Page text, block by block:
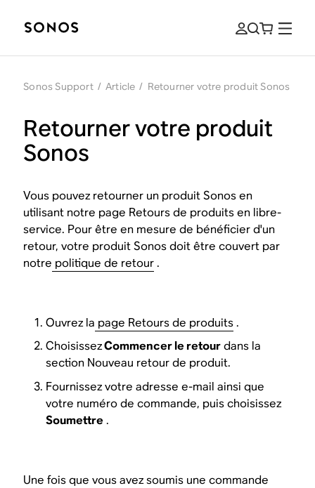
Sonos Support / Article / Retourner votre produit Sonos
Retourner votre produit
Sonos
Vous pouvez retourner un produit Sonos en
utilisant notre page Retours de produits en libre-
service. Pour être en mesure de bénéficier d'un
retour, votre produit Sonos doit être couvert par
notre politique de retour.
Ouvrez la page Retours de produits.
ChoisissezCommencer le retourdans la
section Nouveau retour de produit.
Fournissez votre adresse e-mail ainsi que
votre numéro de commande, puis choisissez
Soumettre .
Une fois que vous avez soumis une commande